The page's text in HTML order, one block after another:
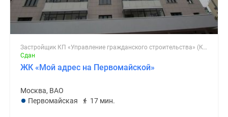
Застройщик КП «Управление гражданского строительства» (КП «УГС»)
Сдан
ЖК «Мой адрес на Первомайской»
Москва, ВАО
Первомайская
17 мин.